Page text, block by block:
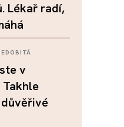
Lékař radí,
v